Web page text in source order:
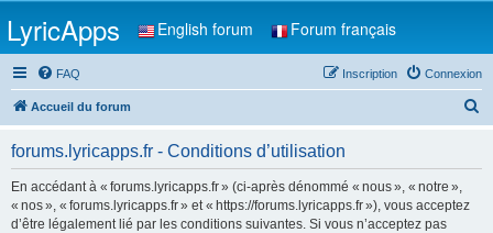
LyricApps English forum Forum français
FAQ Connexion
Inscription
Accueil du forum
forums.lyricapps.fr - Conditions d’utilisation
En accédant à « forums.lyricapps.fr » (ci-après dénommé « nous », « notre »,
« nos », « forums.lyricapps.fr » et « https://forums.lyricapps.fr »), vous acceptez
d’être légalement lié par les conditions suivantes. Si vous n’acceptez pas